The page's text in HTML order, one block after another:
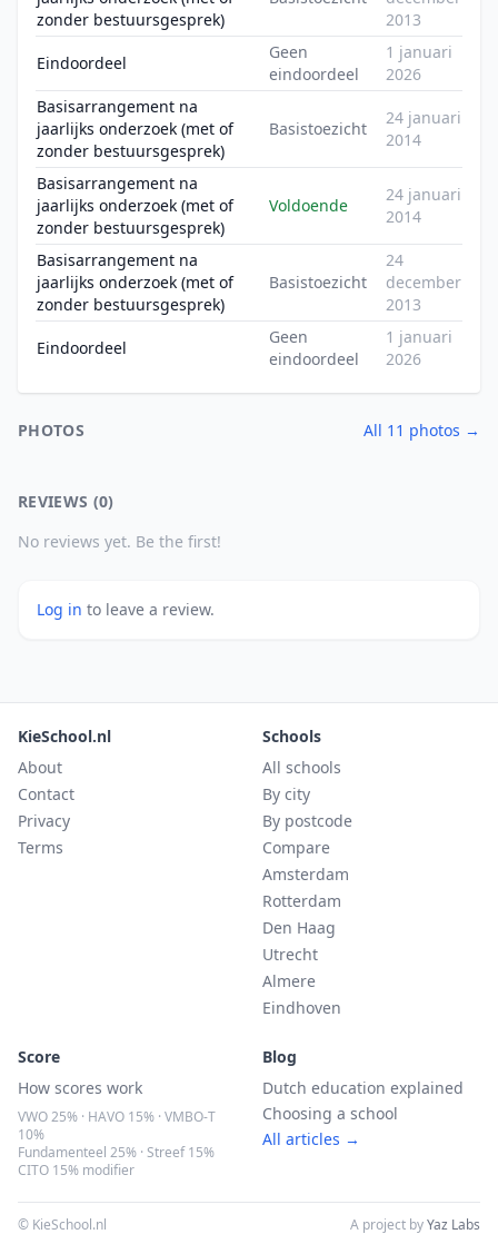
zonder bestuursgesprek)
2013
Eindoordeel
Geen
eindoordeel
1 januari
2026
Basisarrangement na
jaarlijks onderzoek (met of
zonder bestuursgesprek)
Basistoezicht
24 januari
2014
Basisarrangement na
jaarlijks onderzoek (met of
zonder bestuursgesprek)
Voldoende
24 januari
2014
Basisarrangement na
jaarlijks onderzoek (met of
zonder bestuursgesprek)
Basistoezicht
24
december
2013
Eindoordeel
Geen
eindoordeel
1 januari
2026
PHOTOS All 11 photos →
REVIEWS (0)
No reviews yet. Be the first!
Log in to leave a review.
KieSchool.nl
About
Contact
Privacy
Terms
Schools
All schools
By city
By postcode
Compare
Amsterdam
Rotterdam
Den Haag
Utrecht
Almere
Eindhoven
Score
How scores work
VWO 25% · HAVO 15% · VMBO-T
10%
Fundamenteel 25% · Streef 15%
CITO 15% modifier
Blog
Dutch education explained
Choosing a school
All articles →
© KieSchool.nl A project byYaz Labs